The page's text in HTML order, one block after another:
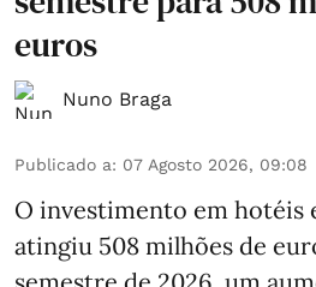
euros
Nuno Braga
Publicado a: 07 Agosto 2026, 09:08
O investimento em hotéis
atingiu 508 milhões de